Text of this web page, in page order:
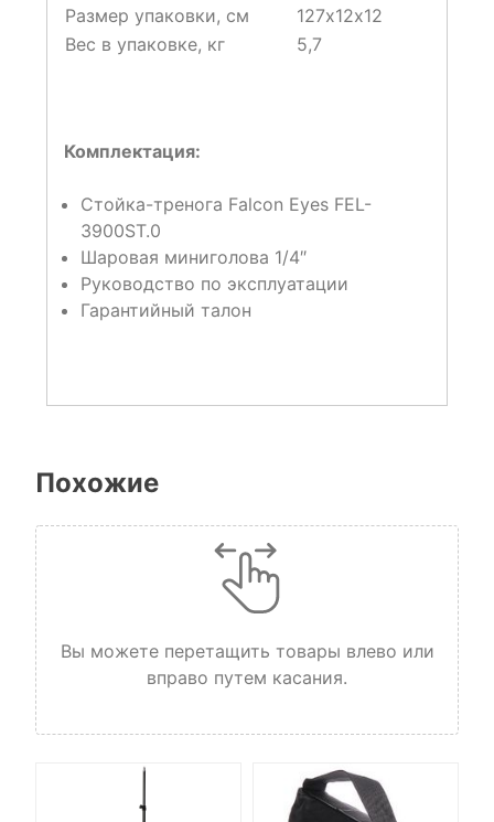
Размер упаковки, см
127х12х12
Вес в упаковке, кг
5,7
Комплектация:
Стойка-тренога Falcon Eyes FEL-
3900ST.0
Шаровая миниголова 1/4″
Руководство по эксплуатации
Гарантийный талон
Похожие
Вы можете перетащить товары влево или
вправо путем касания.